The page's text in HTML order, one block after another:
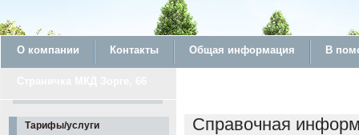
О компании Контакты Общая информация В
Справочная
Тарифы/услуги